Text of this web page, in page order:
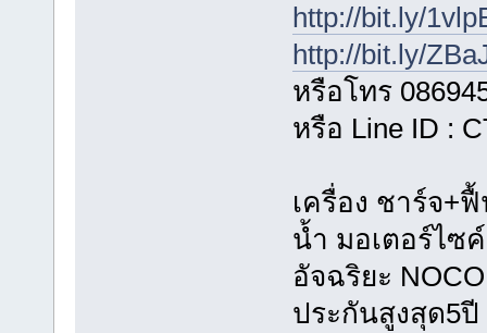
http://bit.ly/
http://bit.ly/
หรือโทร
หรือ Line ID :
เครื่อง ชาร์จ+
น้ำ มอเตอร์ไซ
อัจฉริยะ
ประกันสูงสุด5ปี